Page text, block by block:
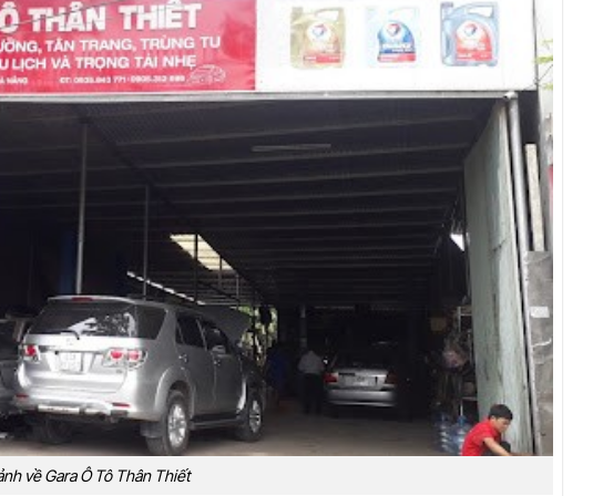
về Gara Ô Tô Thân Thiết